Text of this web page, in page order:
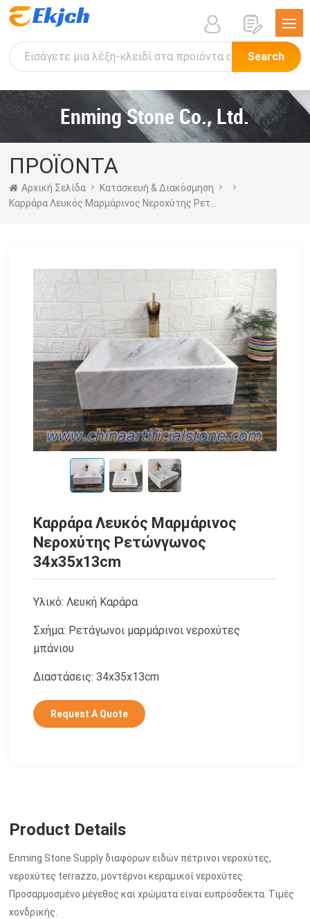
Search
Enming Stone Co., Ltd.
ΠΡΟΪΟΝΤΑ
Αρχική Σελίδα
Κατασκευή & Διακόσμηση
Καρράρα Λευκός Μαρμάρινος
Νεροχύτης Ρετώνγωνος
34x35x13cm
Υλικό: Λευκή Καράρα
Σχήμα: Ρετάγωνοι μαρμάρινοι νεροχύτες
μπάνιου
Διαστάσεις: 34x35x13cm
Request A Quote
Product Details
Enming Stone Supply διαφόρων ειδών πέτρινοι νεροχύτες,
νεροχύτες terrazzo, μοντέρνοι κεραμικοί νεροχύτες.
Προσαρμοσμένο μέγεθος και χρώματα είναι ευπρόσδεκτα. Τιμές
χονδρικής.